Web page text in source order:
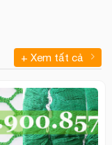
+ Xem tất cả